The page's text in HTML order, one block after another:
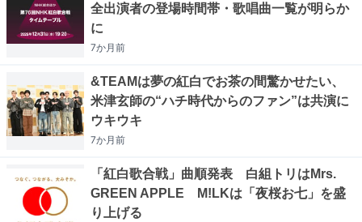
全出演者の登場時間帯・歌唱曲一覧が明らか
に
7か月前
&TEAMは夢の紅白でお茶の間驚かせたい、
米津玄師の“ハチ時代からのファン”は共演に
ウキウキ
7か月前
「紅白歌合戦」曲順発表 白組トリはMrs.
GREEN APPLE M!LKは「夜桜お七」を盛
り上げる